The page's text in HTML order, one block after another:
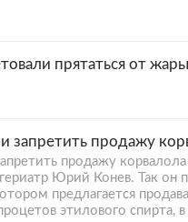
прятаться от
запретить продажу
продажу
гериатр Юрий Конев. Так
предлагается
этилового спирта,